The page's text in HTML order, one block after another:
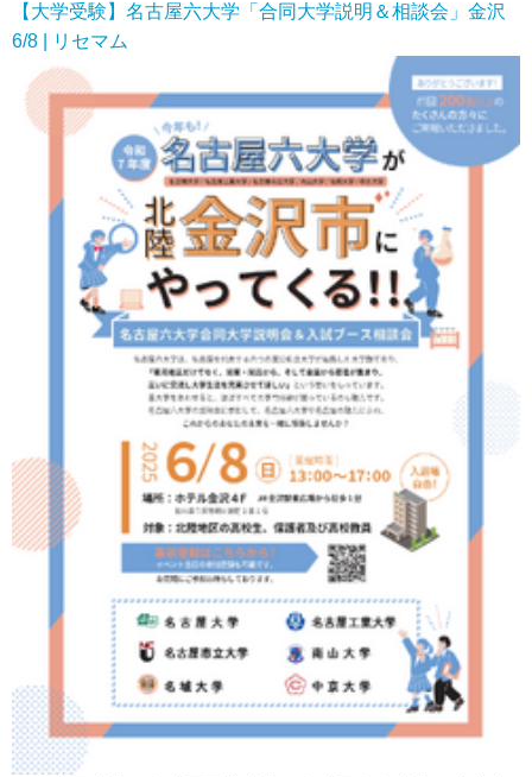
【大学受験】名古屋六大学「合同大学説明＆相談会」金沢
6/8 | リセマム